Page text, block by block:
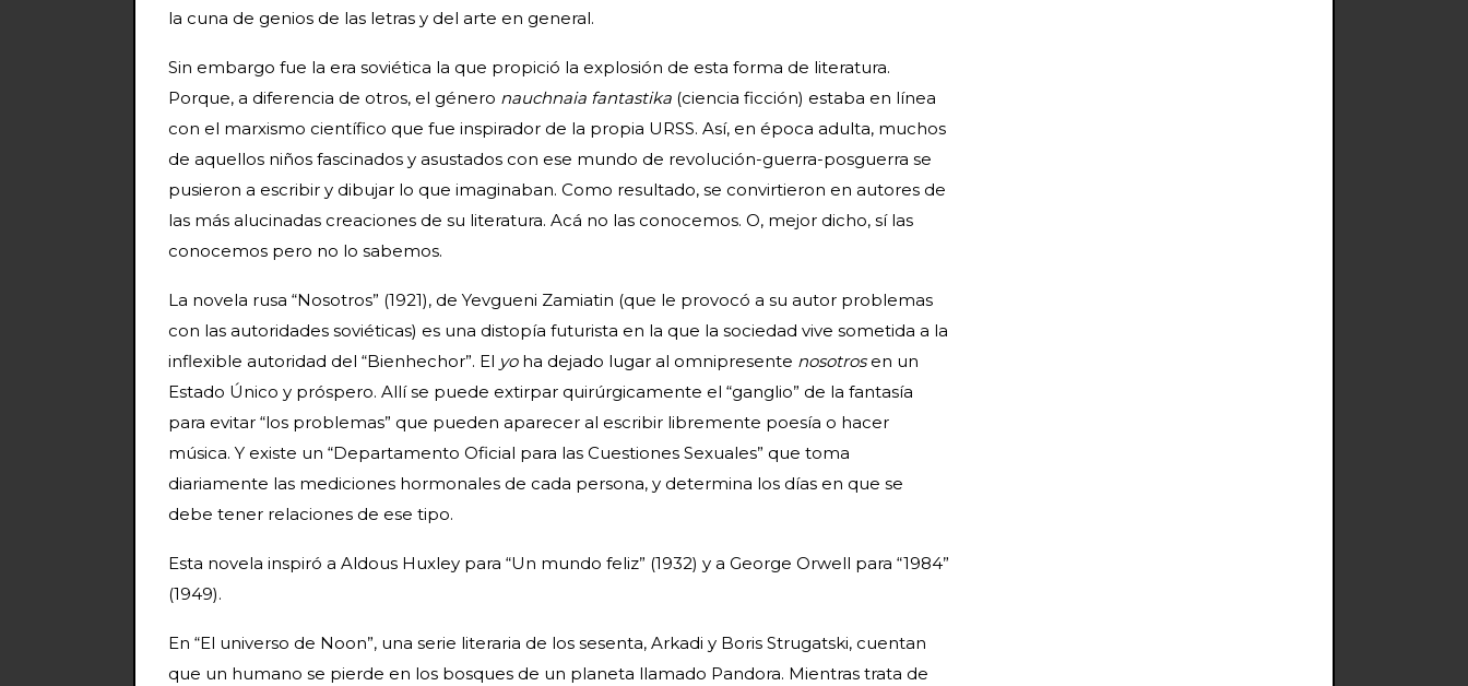
la cuna de genios de las letras y del arte en general.
Sin embargo fue la era soviética la que propició la explosión de esta forma de literatura.
Porque, a diferencia de otros, el género nauchnaia fantastika (ciencia ficción) estaba en línea
con el marxismo científico que fue inspirador de la propia URSS. Así, en época adulta, muchos
de aquellos niños fascinados y asustados con ese mundo de revolución-guerra-posguerra se
pusieron a escribir y dibujar lo que imaginaban. Como resultado, se convirtieron en autores de
las más alucinadas creaciones de su literatura. Acá no las conocemos. O, mejor dicho, sí las
conocemos pero no lo sabemos.
La novela rusa “Nosotros” (1921), de Yevgueni Zamiatin (que le provocó a su autor problemas
con las autoridades soviéticas) es una distopía futurista en la que la sociedad vive sometida a la
inflexible autoridad del “Bienhechor”. El yoha dejado lugar al omnipresente nosotrosen un
Estado Único y próspero. Allí se puede extirpar quirúrgicamente el “ganglio” de la fantasía
para evitar “los problemas” que pueden aparecer al escribir libremente poesía o hacer
música. Y existe un “Departamento Oficial para las Cuestiones Sexuales” que toma
diariamente las mediciones hormonales de cada persona, y determina los días en que se
debe tener relaciones de ese tipo.
Esta novela inspiró a Aldous Huxley para “Un mundo feliz” (1932) y a George Orwell para “1984”
(1949).
En “El universo de Noon”, una serie literaria de los sesenta, Arkadi y Boris Strugatski, cuentan
que un humano se pierde en los bosques de un planeta llamado Pandora. Mientras trata de